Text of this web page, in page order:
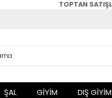
TOPTAN
ŞAL GİYİM DIŞ GİYİM